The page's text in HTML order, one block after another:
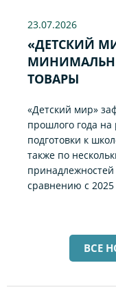
23.07.2026
«ДЕТСКИЙ
ТОВАРЫ
«Детский мир»
прошлого года на
подготовки к
также по
сравнению с 2025
ВСЕ